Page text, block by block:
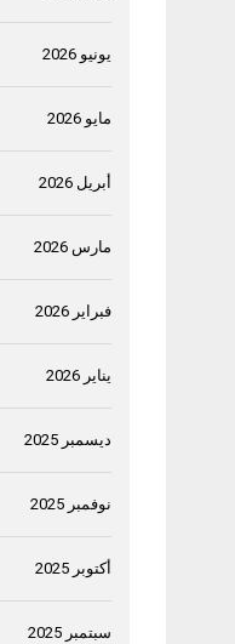
يونيو 2026
مايو 2026
أبريل 2026
مارس 2026
فبراير 2026
يناير 2026
ديسمبر 2025
نوفمبر 2025
أكتوبر 2025
سبتمبر 2025